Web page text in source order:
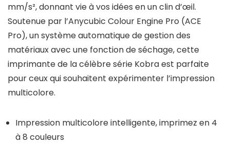
mm/s², donnant vie à vos idées en un clin d’œil.
Soutenue par l’Anycubic Colour Engine Pro (ACE
Pro), un système automatique de gestion des
matériaux avec une fonction de séchage, cette
imprimante de la célèbre série Kobra est parfaite
pour ceux qui souhaitent expérimenter l’impression
multicolore.
Impression multicolore intelligente, imprimez en 4
à 8 couleurs